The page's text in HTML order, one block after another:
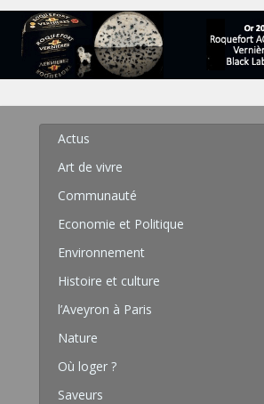
Actus
Art de vivre
Communauté
Economie et Politique
Environnement
Histoire et culture
l’Aveyron à Paris
Nature
Où loger ?
Saveurs